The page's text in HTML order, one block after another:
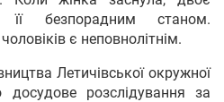
її безпорадним станом.
є неповнолітнім.
Летичівської окружної
досудове розслідування за